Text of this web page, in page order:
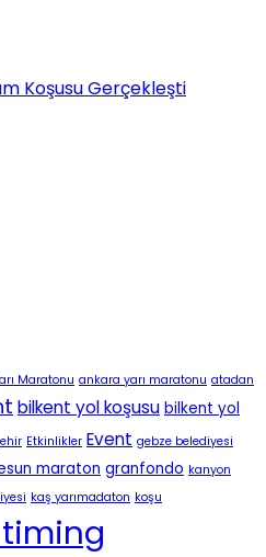
Koşusu Gerçekleşti
Maratonu ankara yarı maratonu atadan
bilkent yol koşusu bilkent yol
Etkinlikler Event gebze belediyesi
maraton granfondo kanyon
kaş yarımadaton koşu